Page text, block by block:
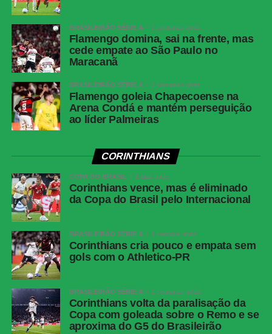
BRASILEIRÃO SÉRIE A 2 semanas atrás
Flamengo domina, sai na frente, mas
cede empate ao São Paulo no
Maracanã
BRASILEIRÃO SÉRIE A 2 semanas atrás
Flamengo goleia Chapecoense na
Arena Condá e mantém perseguição
ao líder Palmeiras
CORINTHIANS
COPA DO BRASIL 2 dias atrás
Corinthians vence, mas é eliminado
da Copa do Brasil pelo Internacional
BRASILEIRÃO SÉRIE A 1 semana atrás
Corinthians cria pouco e empata sem
gols com o Athletico-PR
BRASILEIRÃO SÉRIE A 2 semanas atrás
Corinthians volta da paralisação da
Copa com goleada sobre o Remo e se
aproxima do G5 do Brasileirão